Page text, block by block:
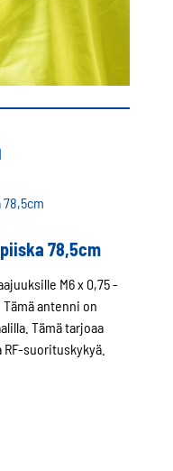
78,5cm
M6 x 0,75 -
antenni on
Tämä tarjoaa
suorituskykyä.